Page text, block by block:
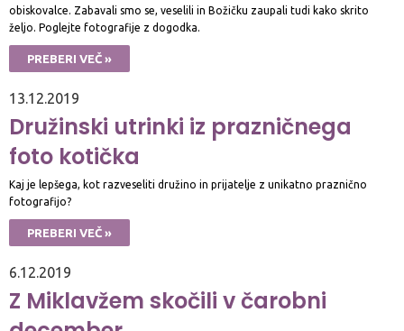
obiskovalce. Zabavali smo se, veselili in Božičku zaupali tudi kako skrito
željo. Poglejte fotografije z dogodka.
PREBERI VEČ »
13.12.2019
Družinski utrinki iz prazničnega
foto kotička
Kaj je lepšega, kot razveseliti družino in prijatelje z unikatno praznično
fotografijo?
PREBERI VEČ »
6.12.2019
Z Miklavžem skočili v čarobni